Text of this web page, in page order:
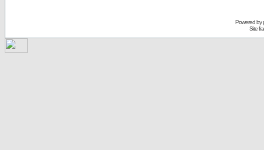
Powered by
Site